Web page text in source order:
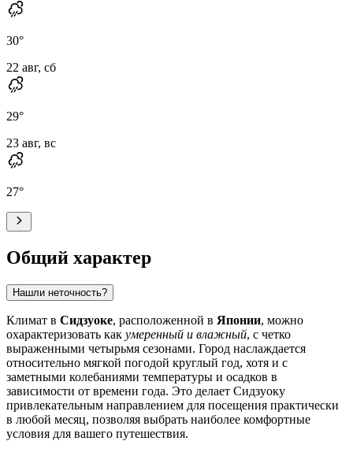
30°
22 авг, сб
29°
23 авг, вс
27°
Общий характер
Нашли неточность?
Климат в Сидзуоке, расположенной в Японии, можно
охарактеризовать как умеренный и влажный, с четко
выраженными четырьмя сезонами. Город наслаждается
относительно мягкой погодой круглый год, хотя и с
заметными колебаниями температуры и осадков в
зависимости от времени года. Это делает Сидзуоку
привлекательным направлением для посещения практически
в любой месяц, позволяя выбрать наиболее комфортные
условия для вашего путешествия.